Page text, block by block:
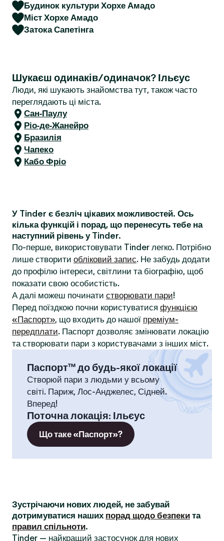
Будинок культури Хорхе Амадо
Міст Хорхе Амадо
Затока Сапетінга
Шукаєш одинаків/одиначок? Ільєус
Люди, які шукають знайомства тут, також часто
переглядають ці міста.
Сан-Паулу
Ріо-де-Жанейро
Бразилія
Чапеко
Кабо Фріо
У Tinder є безліч цікавих можливостей. Ось
кілька функцій і порад, що перенесуть тебе на
наступний рівень у Tinder.
По-перше, використовувати Tinder легко. Потрібно
лише створити обліковий запис. Не забудь додати
до профілю інтереси, світлини та біографію, щоб
показати свою особистість.
А далі можеш починати створювати пари!
Перед поїздкою почни користуватися функцією
«Паспорт», що входить до нашої преміум-
передплати. Паспорт дозволяє змінювати локацію
та створювати пари з користувачами з інших міст.
Паспорт™ до будь-якої локації
Створюй пари з людьми у всьому
світі. Париж, Лос-Анджелес, Сідней.
Вперед!
Поточна локація: Ільєус
Що таке «Паспорт»?
Зустрічаючи нових людей, не забувай
дотримуватися наших порад щодо безпеки та
правил спільноти.
Tinder — найкращий застосунок для нових